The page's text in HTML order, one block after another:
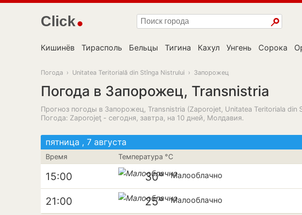
Click
Кишинёв Тирасполь Бельцы Тигина Кахул Унгень Сорока
Погода › Unitatea Teritorială din Stînga Nistrului › Запорожец
Погода в Запорожец, Transnistria
Прогноз погоды в Запорожец, Transnistria (Zaporojet, Unitatea Teritoriala din
Погода: Zaporojeţ - сегодня, завтра, на 10 дней, Молдавия.
пятница , 7 августа
Время Температура °C
15:00 30° Малооблачно
21:00 25° Малооблачно